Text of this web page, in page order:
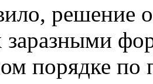
решение
порядке по